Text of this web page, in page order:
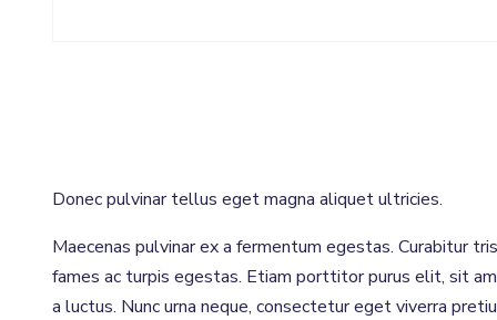
Donec pulvinar tellus eget magna aliquet ultricies.
Maecenas pulvinar ex a fermentum egestas. Curabitur
fames ac turpis egestas. Etiam porttitor purus elit, sit
a luctus. Nunc urna neque, consectetur eget viverra